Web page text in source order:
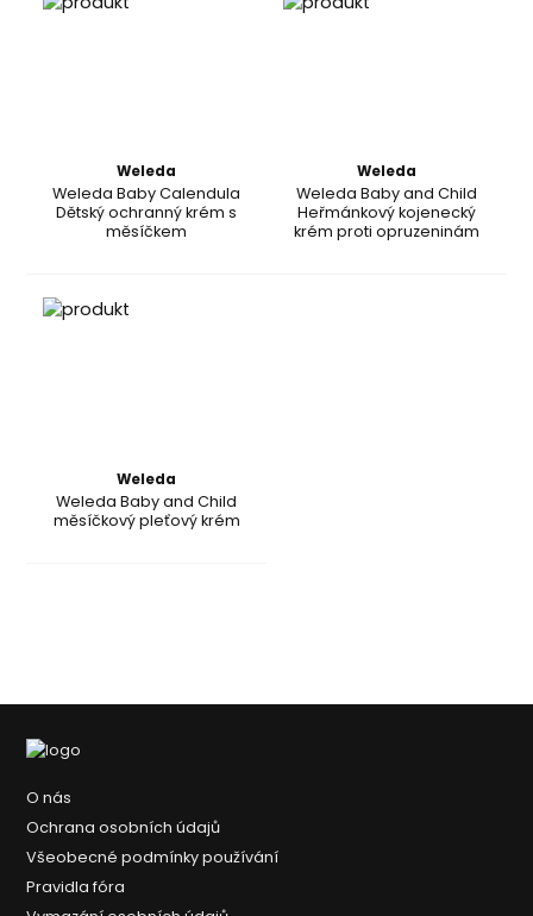
Weleda
Weleda Baby Calendula
Dětský ochranný krém s
měsíčkem
Weleda
Weleda Baby and Child
Heřmánkový kojenecký
krém proti opruzeninám
Weleda
Weleda Baby and Child
měsíčkový pleťový krém
O nás
Ochrana osobních údajů
Všeobecné podmínky používání
Pravidla fóra